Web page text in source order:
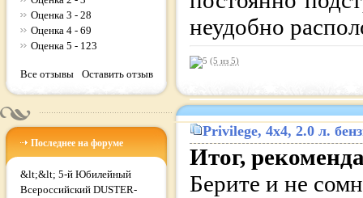
Оценка 3 - 28
Оценка 4 - 69
Оценка 5 - 123
Все отзывы Оставить отзыв
Последнее на форуме
&lt;&lt; 5-й Юбилейный
Всероссийский DUSTER-
неудобно
(5 из 5)
Privilege, 4x4, 2.0 л.
Итог,
Берите и не